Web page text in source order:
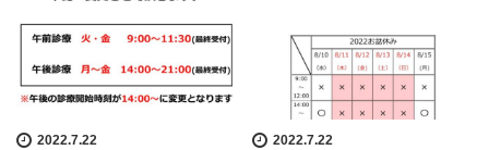
2022.7.22 2022.7.22